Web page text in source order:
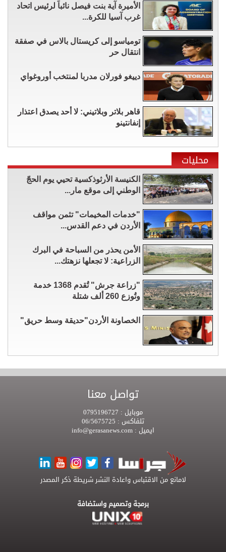
الأميرة آية بنت فيصل نائباً لرئيس اتحاد
غرب آسيا للكرة...
تومياسو إلى كريستال بالاس في صفقة
انتقال حر
دييغو فورلان مدربا لمنتخب أوروغواي
قاهر بلاتر وبلاتيني: لا أحد يصدق اعتذار
إنفانتينو
محليات
الكنيسة الأرثوذكسية تحيي يوم الحجّ
الوطني إلى موقع مار...
"خدمات المخيمات" تثمن مواقف
الأردن في دعم القدس...
الأمن يحذر من السباحة في البرك
الزراعية: لا تجعلها نزهتك...
"زراعة جرش" تُقدم 1368 خدمة
وتُوزع 260 ألف شتلة
الخصاونة الأردن"حديقة وسط حريق"
تواصل معنا
موبايل :
تلفاكس :
ايميل :
لامانع من الاقتباس واعادة النشر شريطة ذكر المصدر
برمجة وتصميم واستضافة